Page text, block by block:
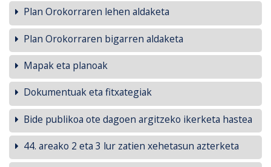
Plan Orokorraren lehen aldaketa
Plan Orokorraren bigarren aldaketa
Mapak eta planoak
Dokumentuak eta fitxategiak
Bide publikoa ote dagoen argitzeko ikerketa hastea
44. areako 2 eta 3 lur zatien xehetasun azterketa